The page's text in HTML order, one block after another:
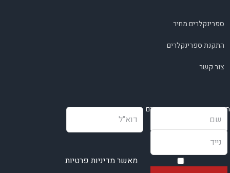
ספרינקלרים מחיר
התקנת ספרינקלרים
צור קשר
השאירו פרטים ונחזור בהקדם
מאשר מדיניות פרטיות